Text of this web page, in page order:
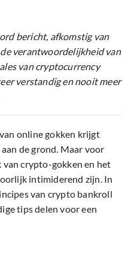
bericht, afkomstig van
verantwoordelijkheid van
van cryptocurrency
verstandig en nooit meer
online gokken krijgt
de grond. Maar voor
van crypto-gokken en het
intimiderend zijn. In
van crypto bankroll
tips delen voor een